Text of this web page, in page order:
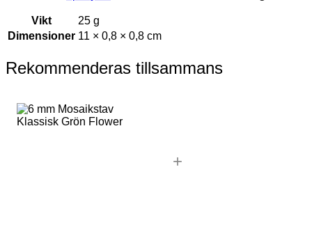
Vikt
25 g
Dimensioner 11 × 0,8 × 0,8 cm
Rekommenderas tillsammans
+